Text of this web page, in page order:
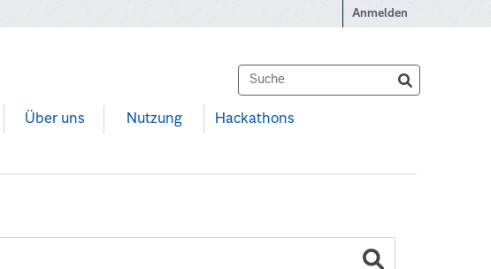
Anmelden
Über uns Nutzung Hackathons